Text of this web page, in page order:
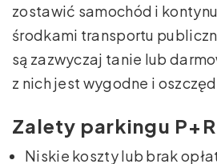
zostawić samochód i
środkami transportu
są zazwyczaj tanie lub
z nich jest wygodne i
Zalety parkingu
Niskie koszty lub brak